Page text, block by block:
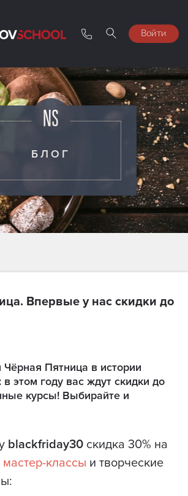
Войти
БЛОГ
Впервые у нас скидки до
Пятница в истории
этом году вас ждут скидки до
курсы! Выбирайте и
blackfriday30 скидка 30% на
мастер-классы и творческие